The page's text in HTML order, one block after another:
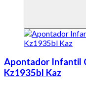
Apontador Infantil
Kz1935bl Kaz